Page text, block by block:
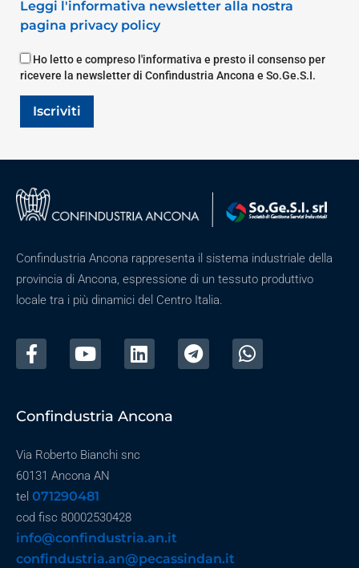
Leggi l'informativa newsletter alla nostra
pagina privacy policy
Ho letto e compreso l'informativa e presto il consenso per
ricevere la newsletter di Confindustria Ancona e So.Ge.S.I.
Iscriviti
Confindustria Ancona rappresenta il sistema industriale della
provincia di Ancona, espressione di un tessuto produttivo
locale tra i più dinamici del Centro Italia.
Confindustria Ancona
Via Roberto Bianchi snc
60131 Ancona AN
tel 071290481
cod fisc 80002530428
info@confindustria.an.it
confindustria.an@pecassindan.it